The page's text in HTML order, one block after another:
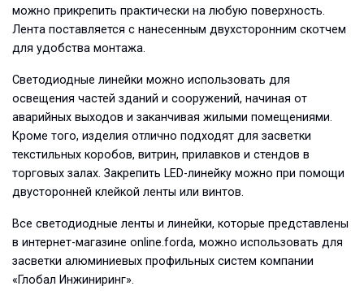
можно прикрепить практически на любую поверхность.
Лента поставляется с нанесенным двухсторонним скотчем
для удобства монтажа.
Светодиодные линейки можно использовать для
освещения частей зданий и сооружений, начиная от
аварийных выходов и заканчивая жилыми помещениями.
Кроме того, изделия отлично подходят для засветки
текстильных коробов, витрин, прилавков и стендов в
торговых залах. Закрепить LED-линейку можно при помощи
двусторонней клейкой ленты или винтов.
Все светодиодные ленты и линейки, которые представлены
в интернет-магазине online.forda, можно использовать для
засветки алюминиевых профильных систем компании
«Глобал Инжиниринг».